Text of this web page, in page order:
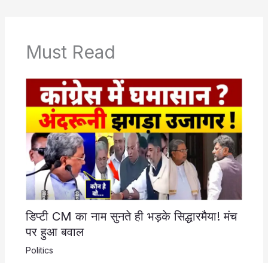
Must Read
डिप्टी CM का नाम सुनते ही भड़के सिद्धारमैया! मंच
पर हुआ बवाल
Politics